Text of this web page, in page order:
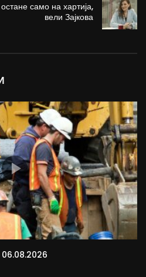
само на хартија,
вели Зајкова
06.08.2026